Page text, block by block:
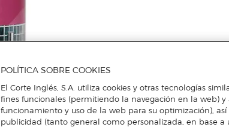
POLÍTICA SOBRE COOKIES
El Corte Inglés, S.A. utiliza cookies y otras tecnologías
fines funcionales (permitiendo la navegación en la web) y
funcionamiento y uso de la web para su optimización),
publicidad (tanto general como personalizada, en base